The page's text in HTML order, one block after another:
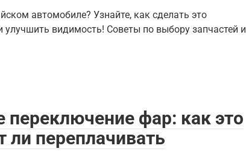
автомобиле? Узнайте, как сделать это
улучшить видимость! Советы по выбору запчастей и
переключение фар: как это
ли переплачивать